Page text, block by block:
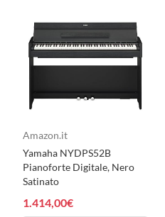
Amazon.it
Yamaha NYDPS52B
Pianoforte Digitale, Nero
Satinato
1.414,00€